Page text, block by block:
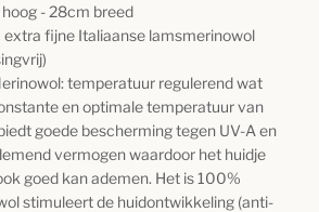
- 28cm breed
fijne Italiaanse lamsmerinowol
temperatuur regulerend wat
en optimale temperatuur van
goede bescherming tegen UV-A en
vermogen waardoor het huidje
goed kan ademen. Het is 100%
stimuleert de huidontwikkeling (anti-